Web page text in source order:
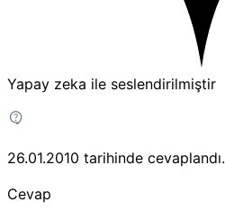
Yapay zeka ile seslendirilmiştir
26.01.2010 tarihinde cevaplandı.
Cevap